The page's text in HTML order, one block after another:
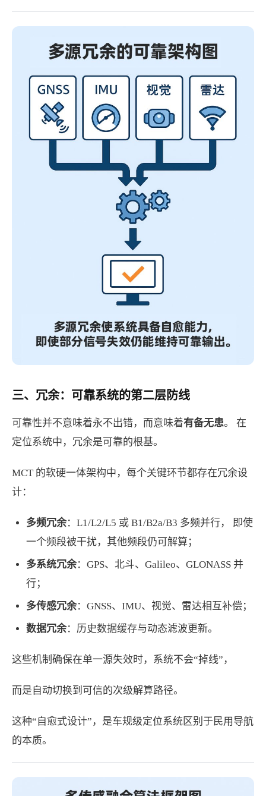
三、冗余：可靠系统的第二层防线
可靠性并不意味着永不出错，而意味着有备无患。 在
定位系统中，冗余是可靠的根基。
MCT 的软硬一体架构中，每个关键环节都存在冗余设
计：
多频冗余：L1/L2/L5 或 B1/B2a/B3 多频并行， 即使
一个频段被干扰，其他频段仍可解算；
多系统冗余：GPS、北斗、Galileo、GLONASS 并
行；
多传感冗余：GNSS、IMU、视觉、雷达相互补偿；
数据冗余：历史数据缓存与动态滤波更新。
这些机制确保在单一源失效时，系统不会“掉线”，
而是自动切换到可信的次级解算路径。
这种“自愈式设计”，是车规级定位系统区别于民用导航
的本质。